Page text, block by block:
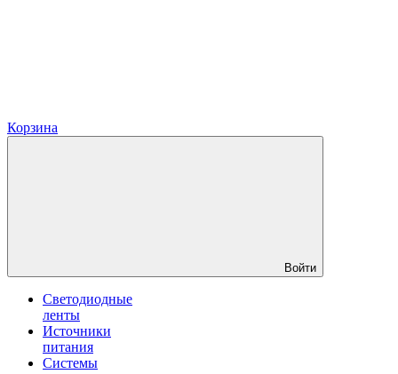
Корзина
Войти
Светодиодные
ленты
Источники
питания
Системы